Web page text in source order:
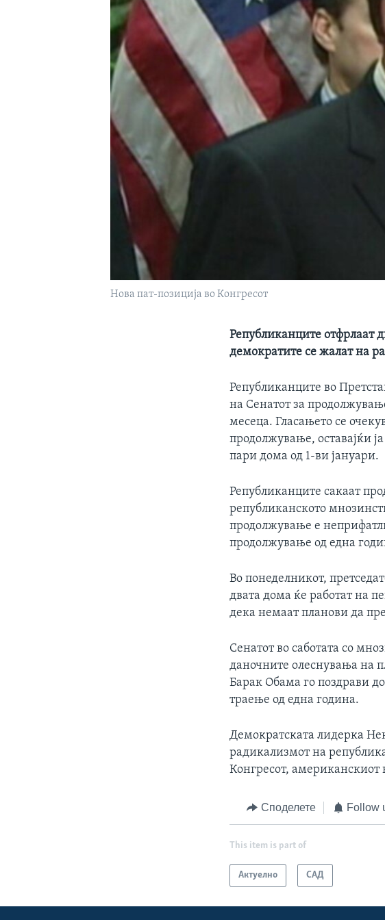
Нова пат-позиција во Конгресот
Републиканците отфрлаат
демократите се жалат на
Републиканците во
на Сенатот за
месеца. Гласањето се
продолжување, оставајќи
пари дома од 1-ви јануари.
Републиканците сакаат
републиканското
продолжување е
продолжување од една
Во понеделникот,
двата дома ќе работат на
дека немаат планови да
Сенатот во саботата со
даночните олеснувања на
Барак Обама го поздрави
траење од една година.
Демократската лидерка
радикализмот на
Конгресот, американскиот
Споделете Follow
This item is part of
Актуелно САД